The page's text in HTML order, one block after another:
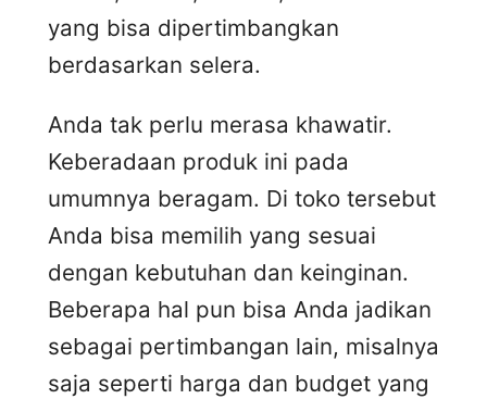
yang bisa dipertimbangkan
berdasarkan selera.
Anda tak perlu merasa khawatir.
Keberadaan produk ini pada
umumnya beragam. Di toko tersebut
Anda bisa memilih yang sesuai
dengan kebutuhan dan keinginan.
Beberapa hal pun bisa Anda jadikan
sebagai pertimbangan lain, misalnya
saja seperti harga dan budget yang